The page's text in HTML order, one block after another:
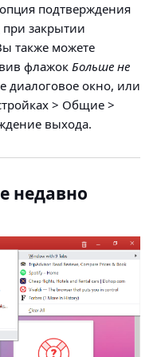
подтверждения
закрытии
также можете
флажок Больше не
диалоговое окно, или
> Общие >
выхода.
недавно